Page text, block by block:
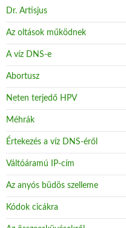
Dr. Artisjus
Az oltások működnek
A víz DNS-e
Abortusz
Neten terjedő HPV
Méhrák
Értekezés a víz DNS-éről
Váltóáramú IP-cím
Az anyós büdös szelleme
Kódok cicákra